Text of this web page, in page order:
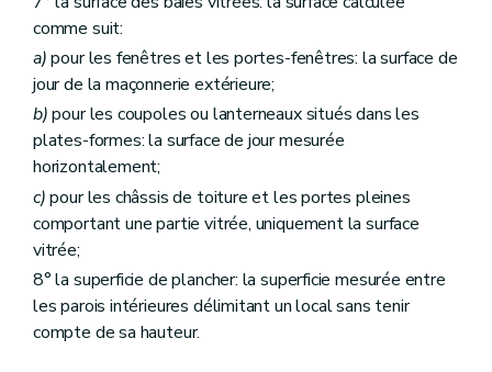
comme suit:
a)pour les fenêtres et les portes-fenêtres: la surface de
jour de la maçonnerie extérieure;
b)pour les coupoles ou lanterneaux situés dans les
plates-formes: la surface de jour mesurée
horizontalement;
c)pour les châssis de toiture et les portes pleines
comportant une partie vitrée, uniquement la surface
vitrée;
8° la superficie de plancher: la superficie mesurée entre
les parois intérieures délimitant un local sans tenir
compte de sa hauteur.